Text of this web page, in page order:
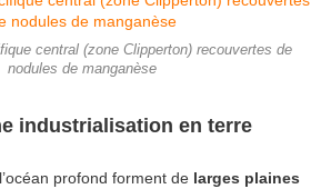
central (zone Clipperton) recouvertes de
nodules de manganèse
industrialisation en terre
profond forment de larges plaines